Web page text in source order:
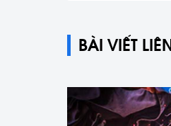
BÀI VIẾT